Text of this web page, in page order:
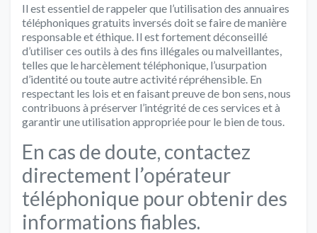
Il est essentiel de rappeler que l’utilisation des annuaires
téléphoniques gratuits inversés doit se faire de manière
responsable et éthique. Il est fortement déconseillé
d’utiliser ces outils à des fins illégales ou malveillantes,
telles que le harcèlement téléphonique, l’usurpation
d’identité ou toute autre activité répréhensible. En
respectant les lois et en faisant preuve de bon sens, nous
contribuons à préserver l’intégrité de ces services et à
garantir une utilisation appropriée pour le bien de tous.
En cas de doute, contactez
directement l’opérateur
téléphonique pour obtenir des
informations fiables.